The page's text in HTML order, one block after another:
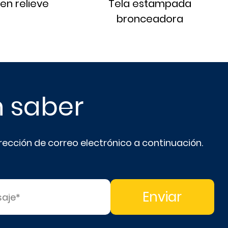
relieve
Tela estampada
bronceadora
saber
de correo electrónico a continuación.